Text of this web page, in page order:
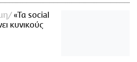
«Τα social
κυνικούς